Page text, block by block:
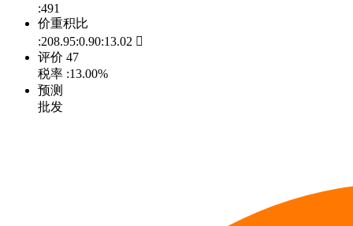
:491
价重积比
:208.95:0.90:13.02 
评价 47
税率 :13.00%
预测
批发